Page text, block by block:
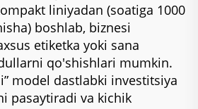
liniyadan (soatiga 1000
boshlab, biznesi
etiketka yoki sana
qo'shishlari mumkin.
model dastlabki investitsiya
pasaytiradi va kichik